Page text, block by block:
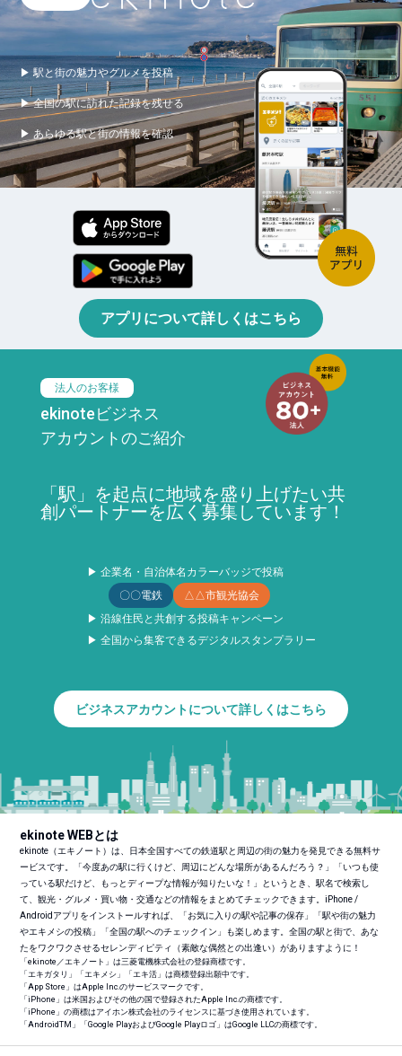
▶ 駅と街の魅力やグルメを投稿
▶ 全国の駅に訪れた記録を残せる
▶ あらゆる駅と街の情報を確認
アプリについて詳しくはこちら
法人のお客様
ekinoteビジネス
アカウントのご紹介
「駅」を起点に地域を盛り上げたい共
創パートナーを広く募集しています！
▶ 企業名・自治体名カラーバッジで投稿
〇〇電鉄
△△市観光協会
▶ 沿線住民と共創する投稿キャンペーン
▶ 全国から集客できるデジタルスタンプラリー
ビジネスアカウントについて詳しくはこちら
ekinote WEBとは
ekinote（エキノート）は、日本全国すべての鉄道駅と周辺の街の魅力を発見できる無料サ
ービスです。「今度あの駅に行くけど、周辺にどんな場所があるんだろう？」「いつも使
っている駅だけど、もっとディープな情報が知りたいな！」というとき、駅名で検索し
て、観光・グルメ・買い物・交通などの情報をまとめてチェックできます。iPhone /
Androidアプリをインストールすれば、「お気に入りの駅や記事の保存」「駅や街の魅力
やエキメシの投稿」「全国の駅へのチェックイン」も楽しめます。全国の駅と街で、あな
たをワクワクさせるセレンディピティ（素敵な偶然との出逢い）がありますように！
「ekinote／エキノート」は三菱電機株式会社の登録商標です。
「エキガタリ」「エキメシ」「エキ活」は商標登録出願中です。
「App Store」はApple Inc.のサービスマークです。
「iPhone」は米国およびその他の国で登録されたApple Inc.の商標です。
「iPhone」の商標はアイホン株式会社のライセンスに基づき使用されています。
「AndroidTM 」「Google PlayおよびGoogle Playロゴ」はGoogle LLCの商標です。